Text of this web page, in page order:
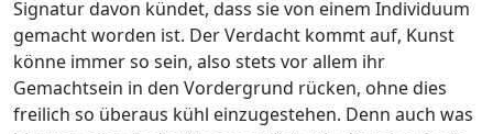
Signatur davon kündet, dass sie von einem Individuum
gemacht worden ist. Der Verdacht kommt auf, Kunst
könne immer so sein, also stets vor allem ihr
Gemachtsein in den Vordergrund rücken, ohne dies
freilich so überaus kühl einzugestehen. Denn auch was